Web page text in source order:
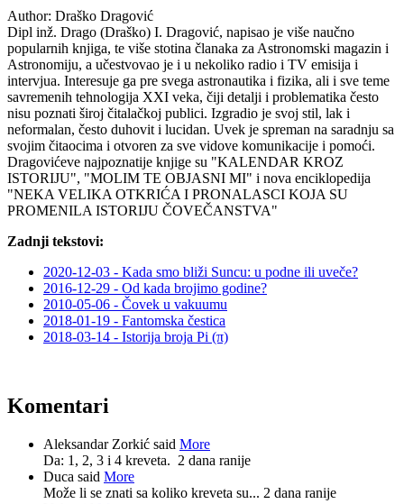
Author: Draško Dragović
Dipl inž. Drago (Draško) I. Dragović, napisao je više naučno
popularnih knjiga, te više stotina članaka za Astronomski magazin i
Astronomiju, a učestvovao je i u nekoliko radio i TV emisija i
intervjua. Interesuje ga pre svega astronautika i fizika, ali i sve teme
savremenih tehnologija XXI veka, čiji detalji i problematika često
nisu poznati široj čitalačkoj publici. Izgradio je svoj stil, lak i
neformalan, često duhovit i lucidan. Uvek je spreman na saradnju sa
svojim čitaocima i otvoren za sve vidove komunikacije i pomoći.
Dragovićeve najpoznatije knjige su "KALENDAR KROZ
ISTORIJU", "MOLIM TE OBJASNI MI" i nova enciklopedija
"NEKA VELIKA OTKRIĆA I PRONALASCI KOJA SU
PROMENILA ISTORIJU ČOVEČANSTVA"
Zadnji tekstovi:
2020-12-03 - Kada smo bliži Suncu: u podne ili uveče?
2016-12-29 - Od kada brojimo godine?
2010-05-06 - Čovek u vakuumu
2018-01-19 - Fantomska čestica
2018-03-14 - Istorija broja Pi (π)
Komentari
Aleksandar Zorkić said More
Da: 1, 2, 3 i 4 kreveta. 2 dana ranije
Duca said More
Može li se znati sa koliko kreveta su... 2 dana ranije